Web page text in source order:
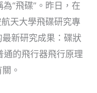
“飛碟”。昨日，在
天大學飛碟研究專
新研究成果：碟狀
通的飛行器飛行原理
。